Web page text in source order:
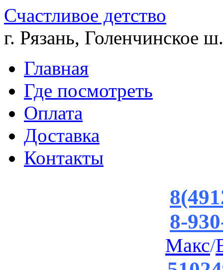
Счастливое детство
г. Рязань, Голенчинское
Главная
Где посмотреть
Оплата
Доставка
Контакты
8-
Макс/